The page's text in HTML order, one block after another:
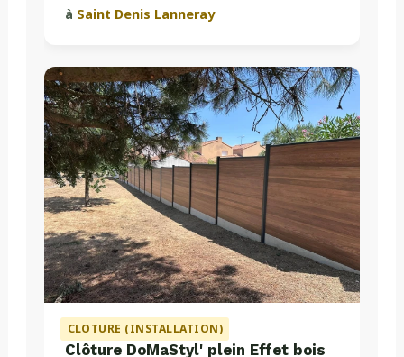
à Saint Denis Lanneray
CLOTURE (INSTALLATION)
Clôture DoMaStyl' plein Effet bois